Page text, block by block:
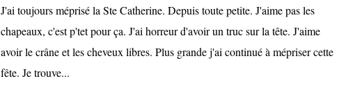
J'ai toujours méprisé la Ste Catherine. Depuis toute petite. J'aime pas les
chapeaux, c'est p'tet pour ça. J'ai horreur d'avoir un truc sur la tête. J'aime
avoir le crâne et les cheveux libres. Plus grande j'ai continué à mépriser cette
fête. Je trouve...